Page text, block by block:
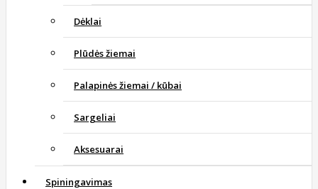
Dėklai
Plūdės žiemai
Palapinės žiemai / kūbai
Sargeliai
Aksesuarai
Spiningavimas